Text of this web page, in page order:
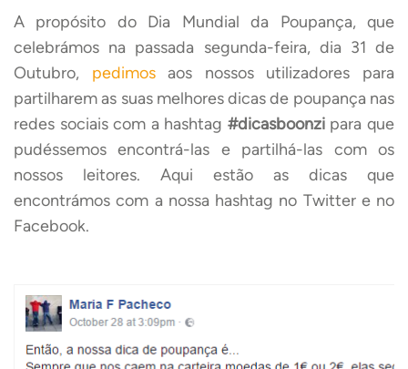
A propósito do Dia Mundial da Poupança, que
celebrámos na passada segunda-feira, dia 31 de
Outubro, pedimosaos nossos utilizadores para
partilharem as suas melhores dicas de poupança nas
redes sociais com a hashtag #dicasboonzipara que
pudéssemos encontrá-las e partilhá-las com os
nossos leitores. Aqui estão as dicas que
encontrámos com a nossa hashtag no Twitter e no
Facebook.